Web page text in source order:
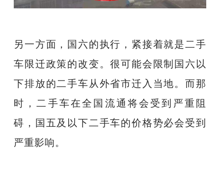
另一方面，国六的执行，紧接着就是二手
车限迁政策的改变。很可能会限制国六以
下排放的二手车从外省市迁入当地。而那
时，二手车在全国流通将会受到严重阻
碍，国五及以下二手车的价格势必会受到
严重影响。